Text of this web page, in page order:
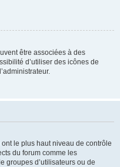
être associées à des
d’utiliser des icônes de
le plus haut niveau de contrôle
du forum comme les
groupes d’utilisateurs ou de